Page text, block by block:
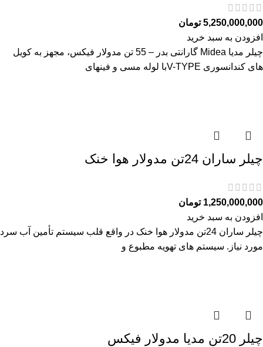
5,250,000,000 تومان
افزودن به سبد خرید
چیلر مدیا Midea گارانتی بدر – 55 تن مدولار فیکس، مجهز به کویل
های کندانسوری V-TYPEبا لوله مسی و فینهای
چیلر ساران 24تن مدولار هوا خنک
1,250,000,000 تومان
افزودن به سبد خرید
چیلر ساران 24تن مدولار هوا خنک در واقع قلب سیستم تأمین آب سرد
مورد نیاز. سیستم های تهویه مطبوع و
چیلر 20تن مدیا مدولار فیکس